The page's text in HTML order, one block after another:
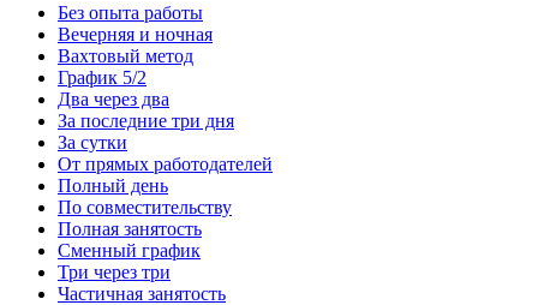
Без опыта работы
Вечерняя и ночная
Вахтовый метод
График 5/2
Два через два
За последние три дня
За сутки
От прямых работодателей
Полный день
По совместительству
Полная занятость
Сменный график
Три через три
Частичная занятость